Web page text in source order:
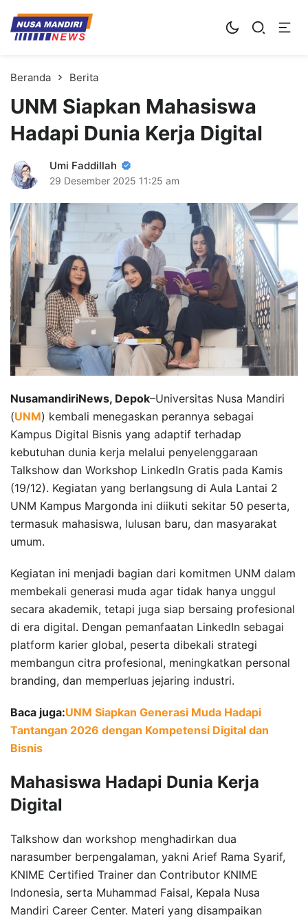
Kampus Digital Bisnis
Universitas Nusa Mandiri
Beranda Berita
UNM Siapkan Mahasiswa
Hadapi Dunia Kerja Digital
Umi Faddillah
29 Desember 2025 11:25 am
NusamandiriNews, Depok–Universitas Nusa Mandiri
(UNM) kembali menegaskan perannya sebagai
Kampus Digital Bisnis yang adaptif terhadap
kebutuhan dunia kerja melalui penyelenggaraan
Talkshow dan Workshop LinkedIn Gratis pada Kamis
(19/12). Kegiatan yang berlangsung di Aula Lantai 2
UNM Kampus Margonda ini diikuti sekitar 50 peserta,
termasuk mahasiswa, lulusan baru, dan masyarakat
umum.
Kegiatan ini menjadi bagian dari komitmen UNM dalam
membekali generasi muda agar tidak hanya unggul
secara akademik, tetapi juga siap bersaing profesional
di era digital. Dengan pemanfaatan LinkedIn sebagai
platform karier global, peserta dibekali strategi
membangun citra profesional, meningkatkan personal
branding, dan memperluas jejaring industri.
Baca juga:UNM Siapkan Generasi Muda Hadapi
Tantangan 2026 dengan Kompetensi Digital dan
Bisnis
Mahasiswa Hadapi Dunia Kerja
Digital
Talkshow dan workshop menghadirkan dua
narasumber berpengalaman, yakni Arief Rama Syarif,
KNIME Certified Trainer dan Contributor KNIME
Indonesia, serta Muhammad Faisal, Kepala Nusa
Mandiri Career Center. Materi yang disampaikan